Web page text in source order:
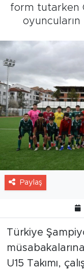
form tutarken
oyuncuların
Paylaş
Türkiye
U15 Takımı,